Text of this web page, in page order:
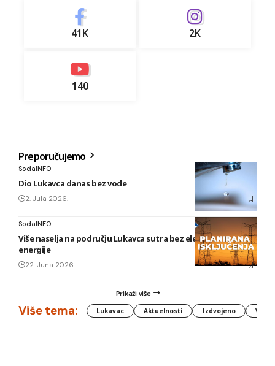
41K 2K
140
Preporučujemo
SodaINFO
Dio Lukavca danas bez vode
2. Jula 2026.
SodaINFO
Više naselja na području Lukavca sutra bez električne
energije
22. Juna 2026.
Prikaži više
Više tema: Lukavac Aktuelnosti Izdvojeno